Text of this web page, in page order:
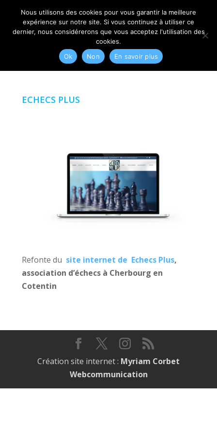
06 79 42 10 00 CONTACT@MYRIAM-CORBET.NET
ECHECS PLUS
Refonte du site internet de Echecs Plus,
association d’échecs à Cherbourg en
Cotentin
Création site internet : Myriam Corbet
Webcommunication
Nous utilisons des cookies pour vous garantir la meilleure
expérience sur notre site. Si vous continuez à utiliser ce
dernier, nous considérerons que vous acceptez l'utilisation des
cookies.
Ok
Non En savoir plus